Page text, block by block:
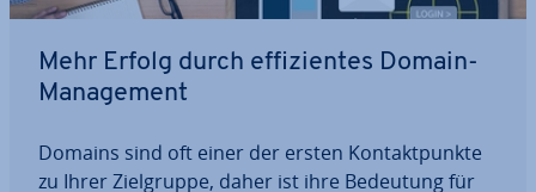
Mehr Erfolg durch ef­fi­zi­en­tes Domain-
Ma­nage­ment
Domains sind oft einer der ersten Kon­takt­punk­te
zu Ihrer Ziel­grup­pe, daher ist ihre Bedeutung für